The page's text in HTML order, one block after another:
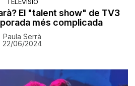
El "talent show" de TV3
més complicada
Paula Serrà
22/06/2024